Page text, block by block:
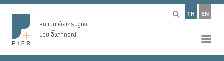
TH EN
สถาบันวิจัยเศรษฐกิจ
ป๋วย อึ๊งภากรณ์